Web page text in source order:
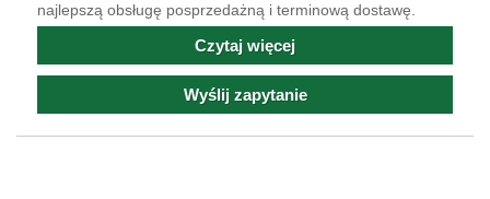
najlepszą obsługę posprzedażną i terminową dostawę.
Czytaj więcej
Wyślij zapytanie